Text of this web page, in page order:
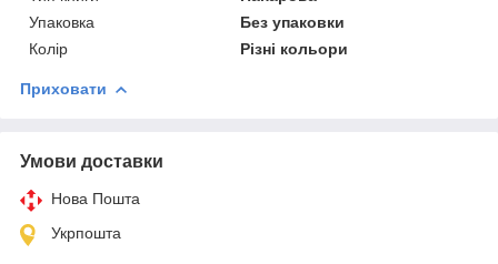
Упаковка
Без упаковки
Колір
Різні кольори
Приховати
Умови доставки
Нова Пошта
Укрпошта